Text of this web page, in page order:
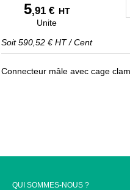
5,91 € HT
Unite
Soit590,52 € HT/Cent
Connecteur mâle avec cage
QUI SOMMES-NOUS ?